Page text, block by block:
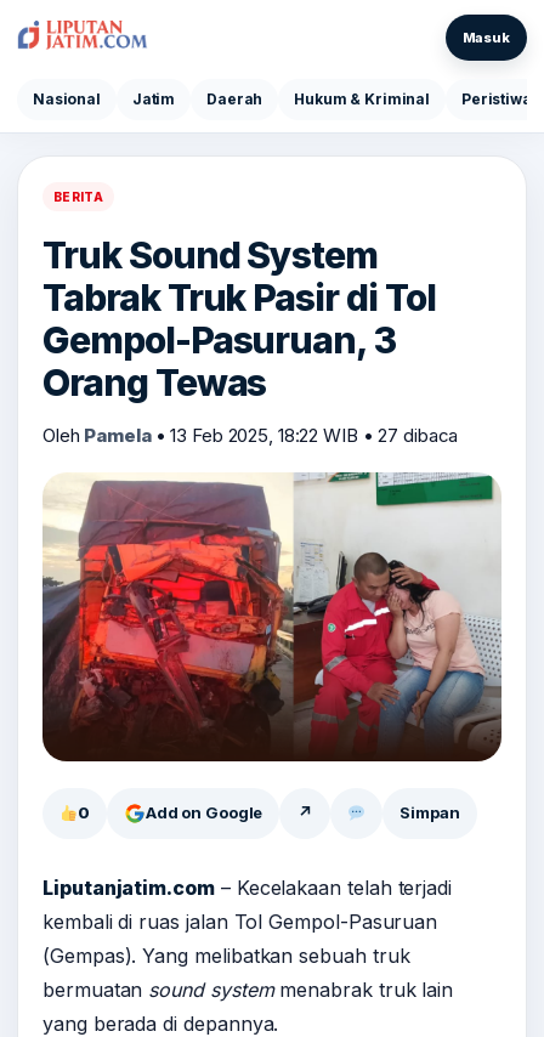
Nasional Jatim Daerah Hukum & Kriminal Peristiwa
Masuk
BERITA
Truk Sound System
Tabrak Truk Pasir di Tol
Gempol-Pasuruan, 3
Orang Tewas
Oleh Pamela • 13 Feb 2025, 18:22 WIB • 27 dibaca
0 Add on Google ↗ Simpan
Liputanjatim.com– Kecelakaan telah terjadi
kembali di ruas jalan Tol Gempol-Pasuruan
(Gempas). Yang melibatkan sebuah truk
bermuatan sound systemmenabrak truk lain
yang berada di depannya.